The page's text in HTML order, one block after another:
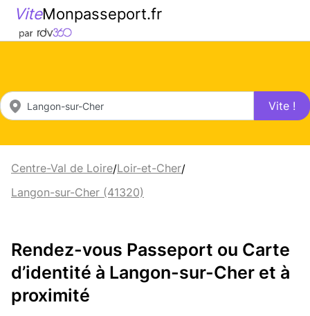
ViteMonpasseport.fr
Vite !
Centre-Val de Loire/Loir-et-Cher/
Langon-sur-Cher (41320)
Rendez-vous Passeport ou Carte
d’identité à Langon-sur-Cher et à
proximité